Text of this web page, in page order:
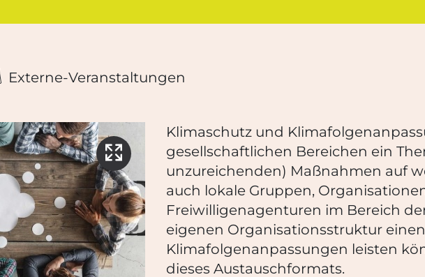
Externe-Veranstaltungen
Bild vergrößern
Klimaschutz und
gesellschaftlichen Bereichen ein
unzureichenden) Maßnahmen auf
auch lokale Gruppen,
Freiwilligenagenturen im Bereich
eigenen Organisationsstruktur
Klimafolgenanpassungen leisten
dieses Austauschformats.